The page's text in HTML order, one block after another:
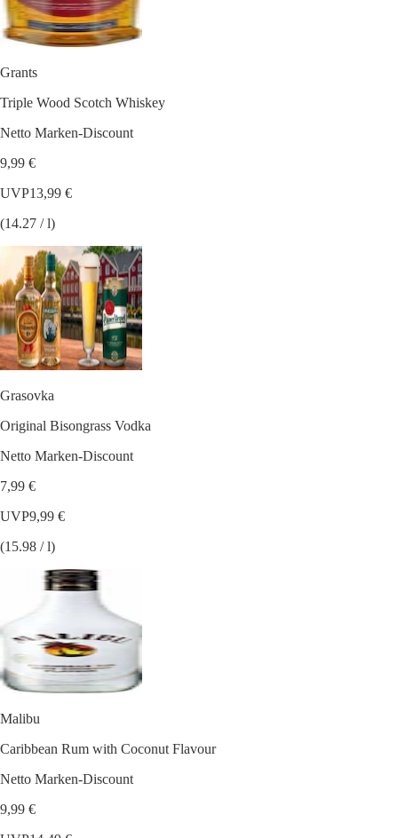
Grants
Triple Wood Scotch Whiskey
Netto Marken-Discount
9,99 €
UVP13,99 €
(14.27 / l)
Grasovka
Original Bisongrass Vodka
Netto Marken-Discount
7,99 €
UVP9,99 €
(15.98 / l)
Malibu
Caribbean Rum with Coconut Flavour
Netto Marken-Discount
9,99 €